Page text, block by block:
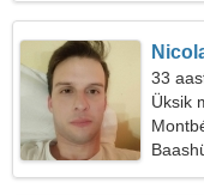
33
Üksik